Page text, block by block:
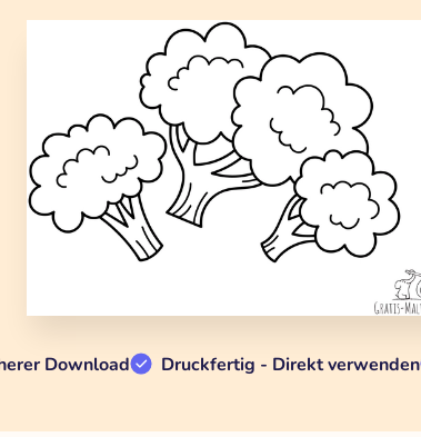
Download Druckfertig - Direkt verwenden